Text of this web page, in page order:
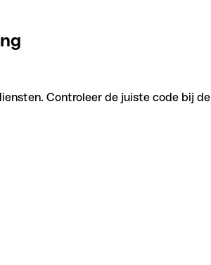
Controleer de juiste code bij